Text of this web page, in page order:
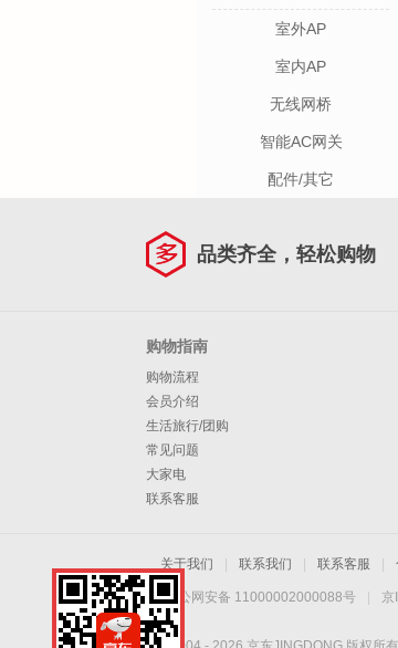
室外AP
室内AP
无线网桥
智能AC网关
配件/其它
品类齐全，轻松购物
购物指南
购物流程
会员介绍
生活旅行/团购
常见问题
大家电
联系客服
关于我们 联系我们 联系客服
京公网安备 11000002000088号